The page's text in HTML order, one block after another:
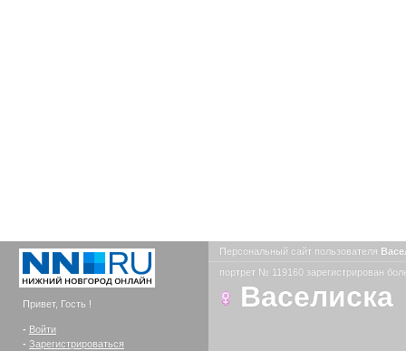
Привет, Гость !
- Войти
- Зарегистрироваться
Персональный сайт пользователя
портрет № 119160 зарегистрирован
Васелиска